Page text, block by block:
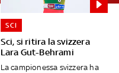
Sci, si ritira la svizzera
Lara Gut-Behrami
SCI
La campionessa svizzera ha